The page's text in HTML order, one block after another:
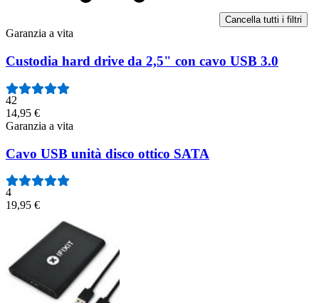
Cancella tutti i filtri
Garanzia a vita
Custodia hard drive da 2,5" con cavo USB 3.0
42
14,95 €
Garanzia a vita
Cavo USB unità disco ottico SATA
4
19,95 €